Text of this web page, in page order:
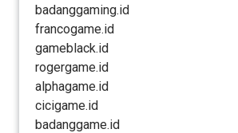
badanggaming.id
francogame.id
gameblack.id
rogergame.id
alphagame.id
cicigame.id
badanggame.id